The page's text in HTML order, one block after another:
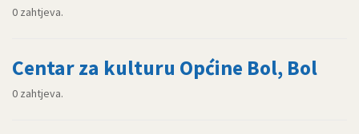
0 zahtjeva.
Centar za kulturu Općine Bol, Bol
0 zahtjeva.